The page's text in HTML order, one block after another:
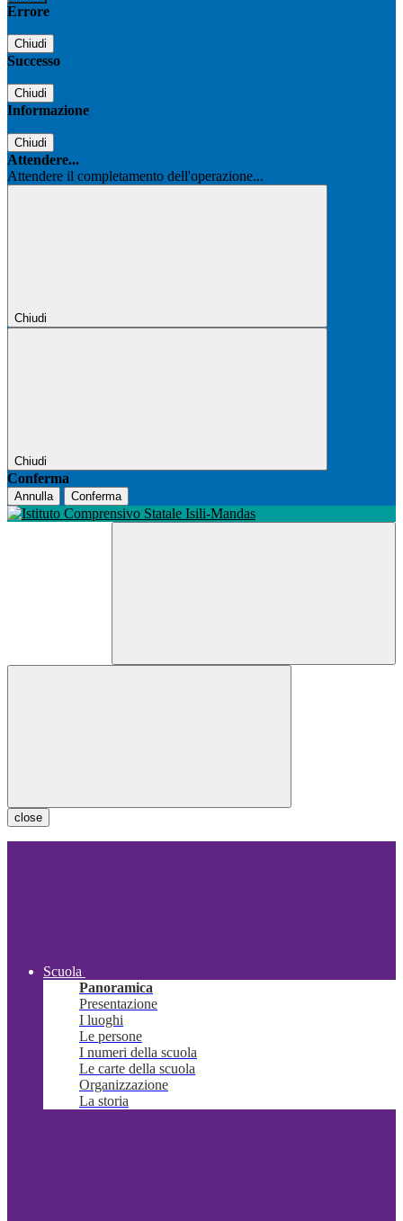
Errore
Chiudi
Successo
Chiudi
Informazione
Chiudi
Attendere...
Attendere il completamento dell'operazione...
Chiudi
Chiudi
Conferma
Annulla Conferma
close
Scuola
Panoramica
Presentazione
I luoghi
Le persone
I numeri della scuola
Le carte della scuola
Organizzazione
La storia